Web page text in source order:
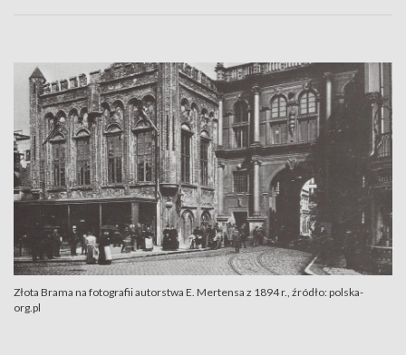
Złota Brama na fotografii autorstwa E. Mertensa z 1894 r., źródło: polska-
org.pl